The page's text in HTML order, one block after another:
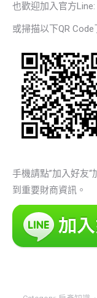
也歡迎加入官方Line:
或掃描以下QR Code
手機請點”加入好友
到重要財商資訊。